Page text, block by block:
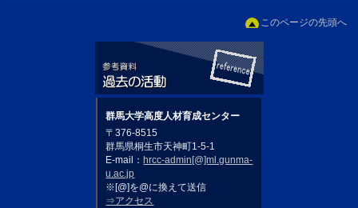
このページの先頭へ
群馬大学高度人材育成センター
〒376-8515
群馬県桐生市天神町1-5-1
E-mail：hrcc-admin[@]ml.gunma-
u.ac.jp
※[@]を@に換えて送信
⇒アクセス